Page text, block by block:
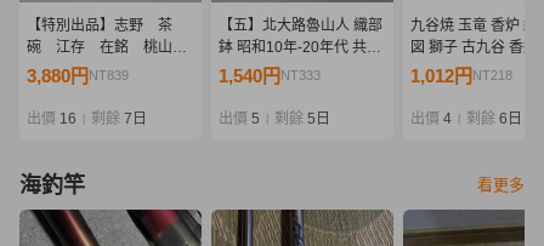
【特別出品】志野 茶
碗 江存 在銘 桃山時
代
3,880円 NT839
出價 16 剩餘 7日
【五】北大路魯山人 織部
鉢 昭和10年-20年代 共箱
無
1,540円 NT333
出價 5 剩餘 5日
九谷焼 玉竜 香炉 細
図 獅子 古九谷 香道
道具 ● 美術品 古美
昭和レトロ 現代
1,012円 NT218
出價 4 剩餘 6日
海釣竿 看更多